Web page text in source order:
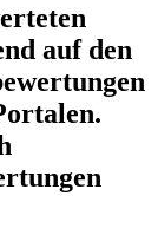
auf den